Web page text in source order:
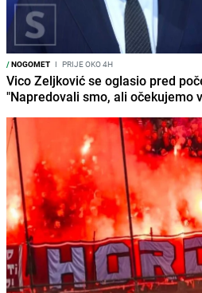
/NOGOMET I PRIJE OKO 4H
Vico Zeljković se oglasio pred
"Napredovali smo, ali očekujemo